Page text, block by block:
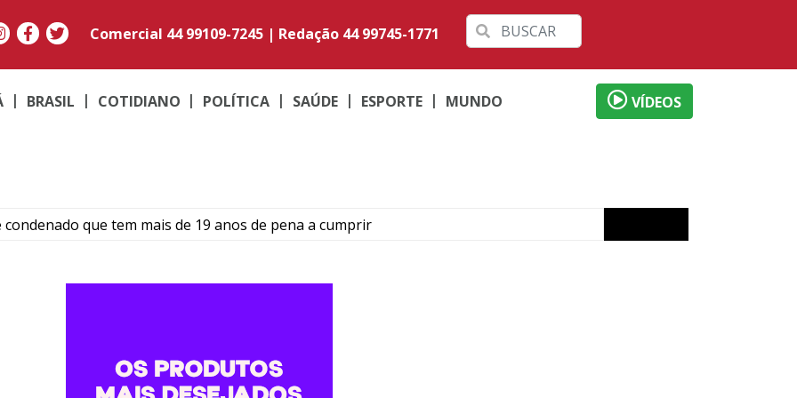
Comercial 44 99109-7245 | Redação 44 99745-1771
BRASIL COTIDIANO POLÍTICA SAÚDE ESPORTE MUNDO VÍDEOS
condenado que tem mais de 19 anos de pena a cumprir
colisão entre carro e motocicleta no centro de Umuarama